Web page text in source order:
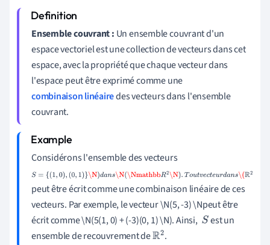
Ensemble couvrant : Un ensemble couvrant d'un
espace vectoriel est une collection de vecteurs dans cet
espace, avec la propriété que chaque vecteur dans
l'espace peut être exprimé comme une
combinaison linéairedes vecteurs dans l'ensemble
couvrant.
Considérons l'ensemble des vecteurs
S={(1,0),
(0,1)}\N)dans\N(\NmathbbR2\N).Toutvecteurdans\(R2
peut être écrit comme une combinaison linéaire de ces
vecteurs. Par exemple, le vecteur \N(5, -3) \Npeut être
écrit comme \N(5(1, 0) + (-3)(0, 1) \N). Ainsi, S est un
ensemble de recouvrement deR2 .